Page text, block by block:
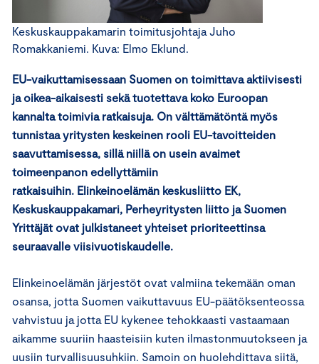
Keskuskauppakamarin toimitusjohtaja Juho
Romakkaniemi. Kuva: Elmo Eklund.
EU-vaikuttamisessaan Suomen on toimittava aktiivisesti
ja oikea-aikaisesti sekä tuotettava koko Euroopan
kannalta toimivia ratkaisuja. On välttämätöntä myös
tunnistaa yritysten keskeinen rooli EU-tavoitteiden
saavuttamisessa, sillä niillä on usein avaimet
toimeenpanon edellyttämiin
ratkaisuihin. Elinkeinoelämän keskusliitto EK,
Keskuskauppakamari, Perheyritysten liitto ja Suomen
Yrittäjät ovat julkistaneet yhteiset prioriteettinsa
seuraavalle viisivuotiskaudelle.
Elinkeinoelämän järjestöt ovat valmiina tekemään oman
osansa, jotta Suomen vaikuttavuus EU-päätöksenteossa
vahvistuu ja jotta EU kykenee tehokkaasti vastaamaan
aikamme suuriin haasteisiin kuten ilmastonmuutokseen ja
uusiin turvallisuusuhkiin. Samoin on huolehdittava siitä,